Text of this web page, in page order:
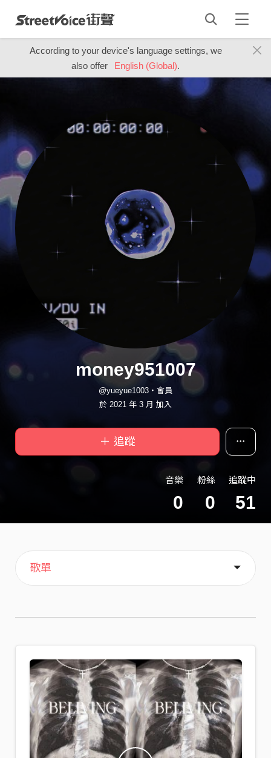
According to your device's language settings, we
also offer
English (Global).
money951007
@yueyue1003・會員
於 2021 年 3 月 加入
＋ 追蹤
音樂
0
粉絲
0
追蹤中
51
主頁
歌單
喜歡
關於